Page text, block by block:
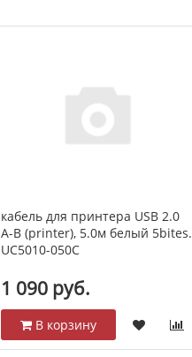
кабель для принтера USB 2.0
A-B (printer), 5.0м белый 5bites.
UC5010-050C
1 090 руб.
В корзину